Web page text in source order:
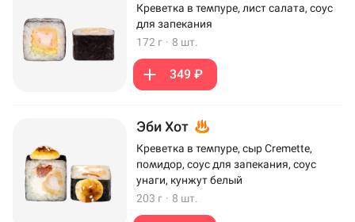
Креветка в темпуре, лист салата, соус
для запекания
172 г · 8 шт.
349 ₽
Эби Хот
Креветка в темпуре, сыр Cremette,
помидор, соус для запекания, соус
унаги, кунжут белый
203 г · 8 шт.